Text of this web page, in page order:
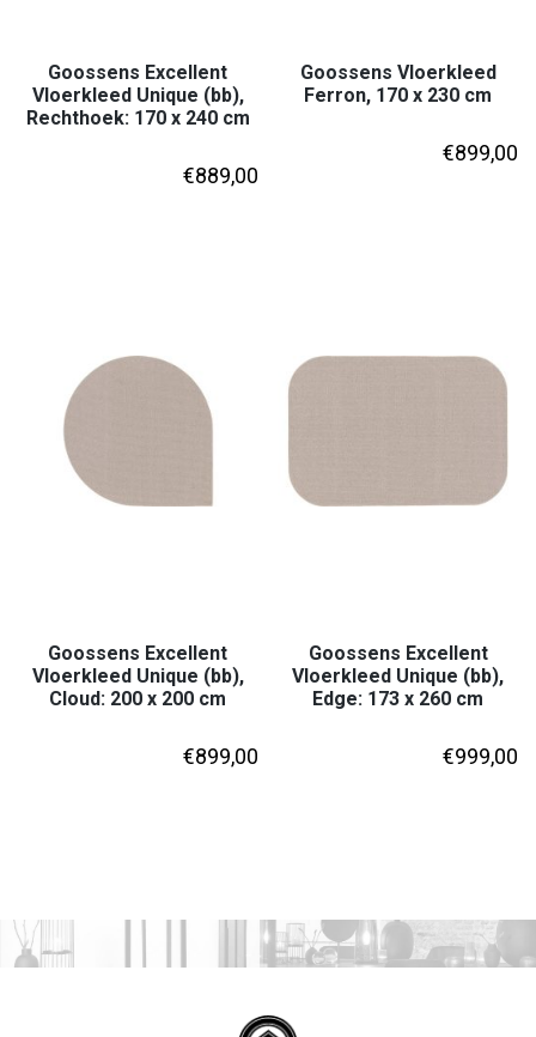
Goossens Excellent
Vloerkleed Unique (bb),
Rechthoek: 170 x 240 cm
€889,00
Goossens Vloerkleed
Ferron, 170 x 230 cm
€899,00
Goossens Excellent
Vloerkleed Unique (bb),
Cloud: 200 x 200 cm
€899,00
Goossens Excellent
Vloerkleed Unique (bb),
Edge: 173 x 260 cm
€999,00